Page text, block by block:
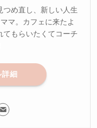
つめ直し、新しい人生
マ。カフェに来たよ
てもらいたくてコーチ
細